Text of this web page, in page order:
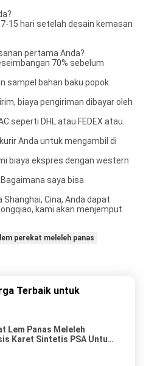
15 hari setelah desain kemasan
pertama Anda?
70% sebelum
sampel bahan baku popok
biaya pengiriman dibayar oleh
seperti DHL atau FEDEX atau
Anda untuk mengambil di
biaya ekspres dengan western
saya bisa
Cina, Anda dapat
kami akan menjemput
lem perekat meleleh panas
Terbaik untuk
Lem Panas Meleleh
Karet Sintetis PSA Untuk